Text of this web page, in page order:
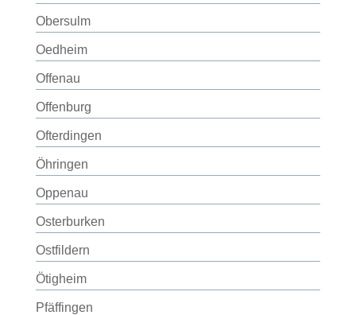
Obersulm
Oedheim
Offenau
Offenburg
Ofterdingen
Öhringen
Oppenau
Osterburken
Ostfildern
Ötigheim
Pfäffingen